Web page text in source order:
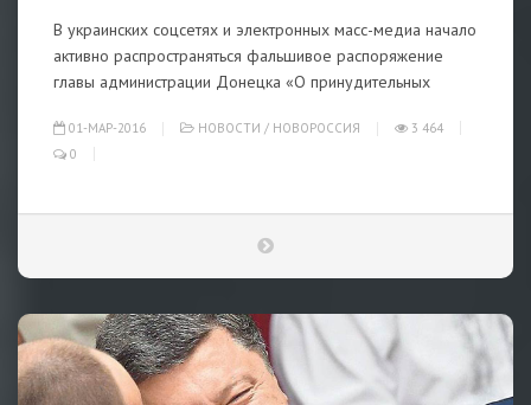
В украинских соцсетях и электронных масс-медиа начало
активно распространяться фальшивое распоряжение
главы администрации Донецка «О принудительных
01-МАР-2016 НОВОСТИ / НОВОРОССИЯ
3 464
0